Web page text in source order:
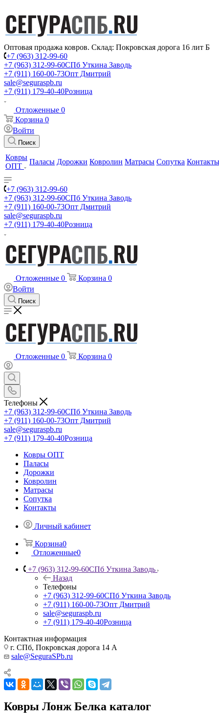
Оптовая продажа ковров. Склад: Покровская дорога 16 лит Б
+7 (963) 312-99-60
+7 (963) 312-99-60СПб Уткина Заводь
+7 (911) 160-00-73Опт Дмитрий
sale@seguraspb.ru
+7 (911) 179-40-40Розница
Отложенные 0
Корзина 0
Войти
Поиск
Ковры
ОПТ
Паласы Дорожки Ковролин Матрасы Сопутка Контакты
+7 (963) 312-99-60
+7 (963) 312-99-60СПб Уткина Заводь
+7 (911) 160-00-73Опт Дмитрий
sale@seguraspb.ru
+7 (911) 179-40-40Розница
Отложенные 0 Корзина 0
Войти
Поиск
Отложенные 0 Корзина 0
Телефоны
+7 (963) 312-99-60СПб Уткина Заводь
+7 (911) 160-00-73Опт Дмитрий
sale@seguraspb.ru
+7 (911) 179-40-40Розница
Ковры ОПТ
Паласы
Дорожки
Ковролин
Матрасы
Сопутка
Контакты
Личный кабинет
Корзина0
Отложенные0
+7 (963) 312-99-60СПб Уткина Заводь
Назад
Телефоны
+7 (963) 312-99-60СПб Уткина Заводь
+7 (911) 160-00-73Опт Дмитрий
sale@seguraspb.ru
+7 (911) 179-40-40Розница
Контактная информация
г. СПб, Покровская дорога 14 А
sale@SeguraSPb.ru
Ковры Лонж Белка каталог